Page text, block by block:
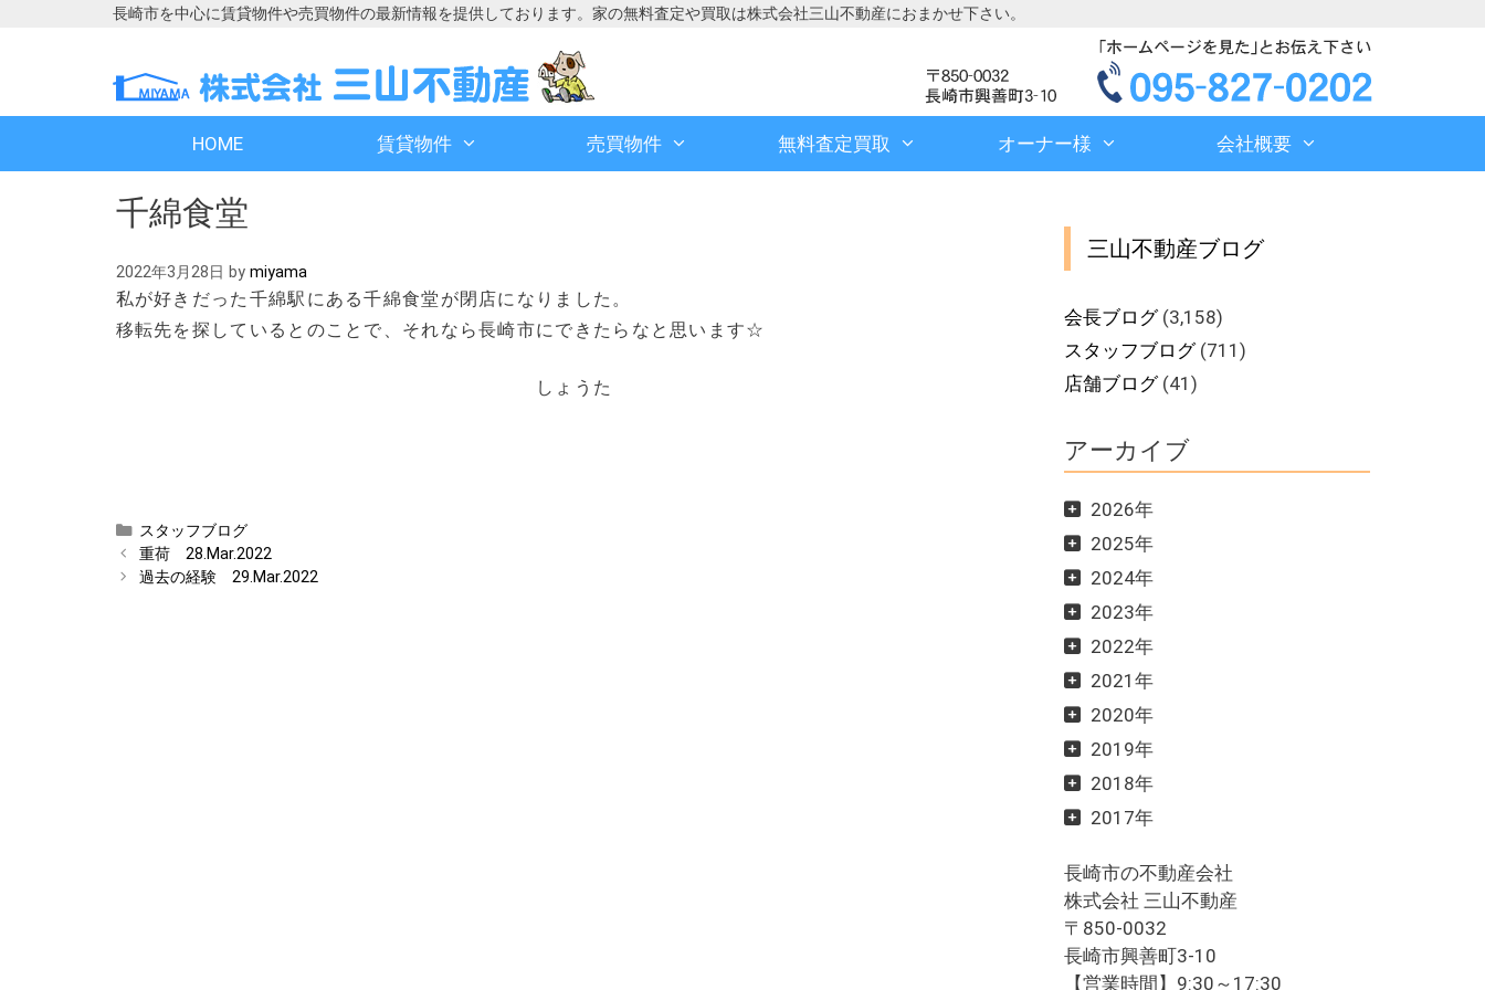
長崎市を中心に賃貸物件や売買物件の最新情報を提供しております。家の無料査定や買取は株式会社三山不動産におまかせ下さい。
ン
へ
ン
へ
HOME 賃貸物件 売買物件 無料査定買取 オーナー様 会社概要
千綿食堂
2022年3月28日 by miyama
私が好きだった千綿駅にある千綿食堂が閉店になりました。
移転先を探しているとのことで、それなら長崎市にできたらなと思います☆
しょうた
カ
テ
ゴ
スタッフブログ
重荷 28.Mar.2022
過去の経験 29.Mar.2022
三山不動産ブログ
会長ブログ(3,158)
スタッフブログ(711)
店舗ブログ(41)
アーカイブ
2026年
2025年
2024年
2023年
2022年
2021年
2020年
2019年
2018年
2017年
長崎市の不動産会社
株式会社 三山不動産
〒850-0032
長崎市興善町3-10
【営業時間】9:30～17:30